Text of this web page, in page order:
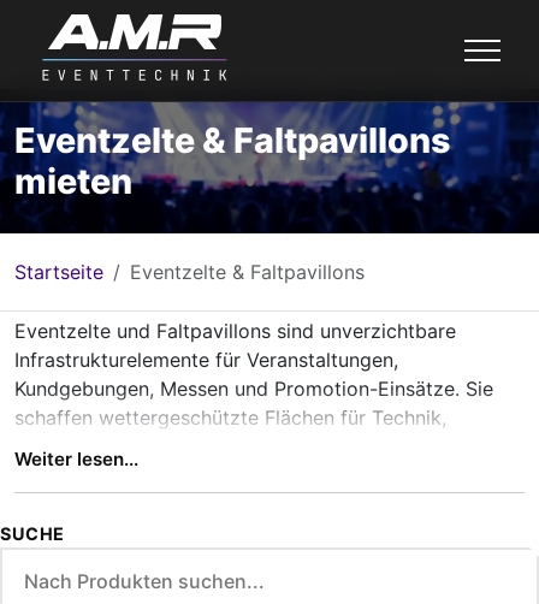
Eventzelte & Faltpavillons
mieten
Startseite Eventzelte & Faltpavillons
Eventzelte und Faltpavillons sind unverzichtbare
Infrastrukturelemente für Veranstaltungen,
Kundgebungen, Messen und Promotion-Einsätze. Sie
schaffen wettergeschützte Flächen für Technik,
Personal, Infostände oder Backstage-Bereiche und
Im Gegensatz zu einfachen Partyzelten sind Eventzelte
konzipiert. Stabile Gestellkonstruktionen, wetterfeste
Weiter lesen...
SUCHE